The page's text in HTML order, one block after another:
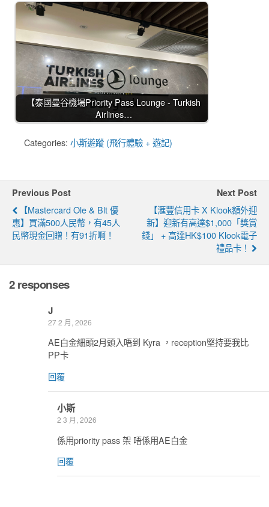
【泰國曼谷機場Priority Pass Lounge - Turkish
Airlines…
Categories: 小斯遊蹤 (飛行體驗 + 遊記)
Previous Post
【Mastercard Ole & Blt 優
惠】買滿500人民幣，有45人
民幣現金回贈！有91折啊！
Next Post
【滙豐信用卡 X Klook額外迎
新】迎新有高達$1,000「獎賞
錢」 + 高達HK$100 Klook電子
禮品卡！
2 responses
J
27 2 月, 2026
AE白金細頭2月頭入唔到 Kyra ，reception堅持要我比
PP卡
回覆
小斯
2 3 月, 2026
係用priority pass 架 唔係用AE白金
回覆